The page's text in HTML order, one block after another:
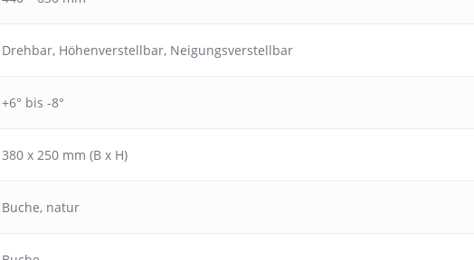
Drehbar, Höhenverstellbar, Neigungsverstellbar
+6° bis -8°
380 x 250 mm (B x H)
Buche, natur